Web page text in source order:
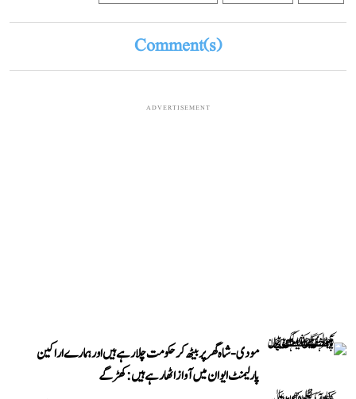
Comment(s)
ADVERTISEMENT
مودی-شاہ گھر پر بیٹھ کر حکومت چلا رہے ہیں اور ہمارے اراکین
پارلیمنٹ ایوان میں آواز اٹھا رہے ہیں: کھڑگے